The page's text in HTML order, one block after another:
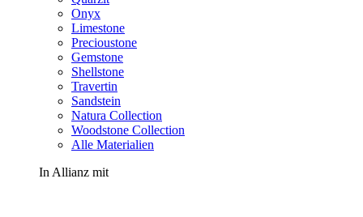
Onyx
Limestone
Precioustone
Gemstone
Shellstone
Travertin
Sandstein
Natura Collection
Woodstone Collection
Alle Materialien
In Allianz mit